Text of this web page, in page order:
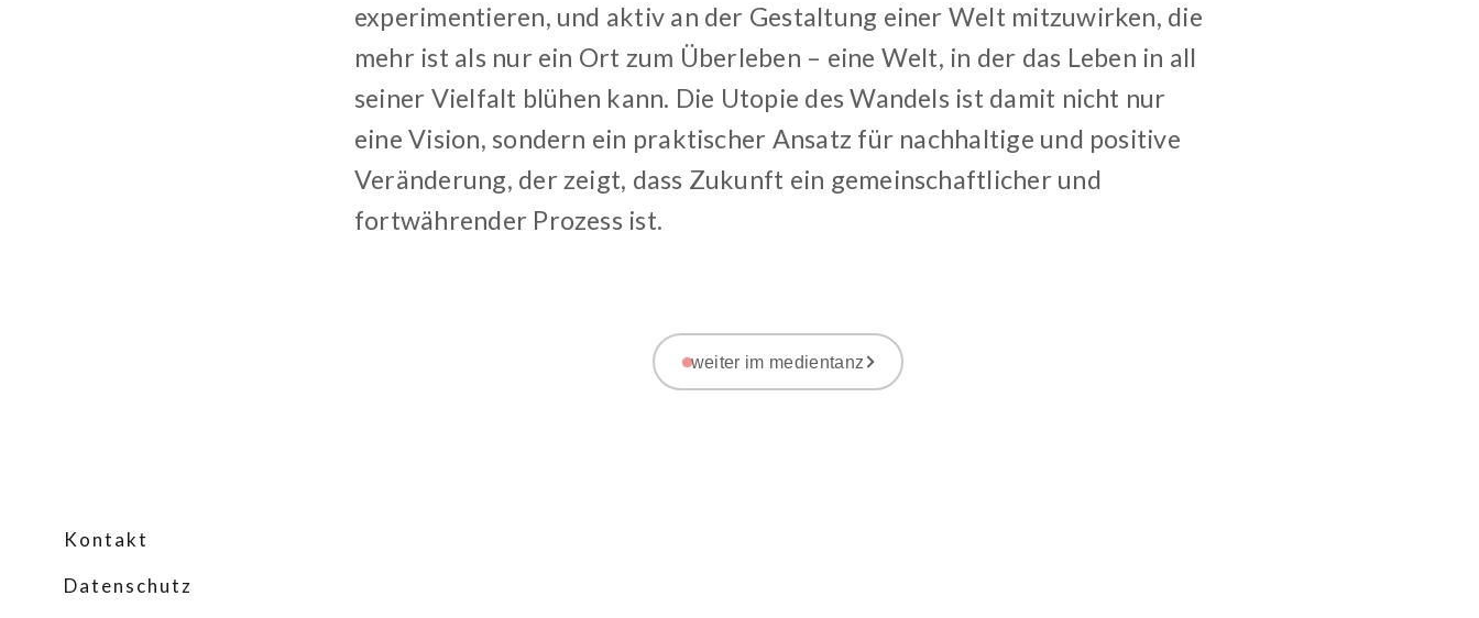
experimentieren, und aktiv an der Gestaltung einer Welt mitzuwirken, die
mehr ist als nur ein Ort zum Überleben – eine Welt, in der das Leben in all
seiner Vielfalt blühen kann. Die Utopie des Wandels ist damit nicht nur
eine Vision, sondern ein praktischer Ansatz für nachhaltige und positive
Veränderung, der zeigt, dass Zukunft ein gemeinschaftlicher und
fortwährender Prozess ist.
weiter im medientanz
Kontakt
Datenschutz